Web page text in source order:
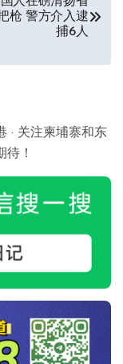
枪 警方介入逮
捕6人
· 关注柬埔寨和东
！